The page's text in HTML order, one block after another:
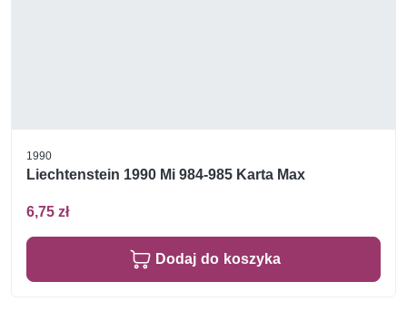
1990
Liechtenstein 1990 Mi 984-985 Karta Max
6,75 zł
Dodaj do koszyka